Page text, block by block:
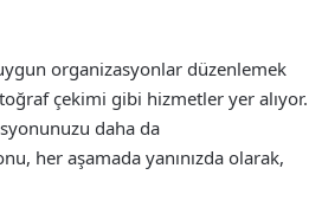
organizasyonlar düzenlemek
çekimi gibi hizmetler yer alıyor.
daha da
her aşamada yanınızda olarak,